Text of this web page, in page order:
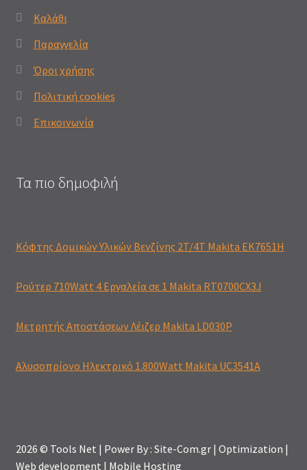
Καλάθι
Παραγγελία
Όροι χρήσης
Πολιτική cookies
Επικοινωνία
Τα πιο δημοφιλή
Κόφτης Δομικών Υλικών Βενζίνης 2T/4T Makita EK7651H
Ρούτερ 710Watt 4 Εργαλεία σε 1 Makita RT0700CX3J
Μετρητής Αποστάσεων Λέιζερ Makita LD030P
Αλυσοπρίονο Ηλεκτρικό 1.800Watt Makita UC3541A
2026 © Tools Net | Power By : Site-Com.gr | Optimization |
Web development | Mobile Hosting